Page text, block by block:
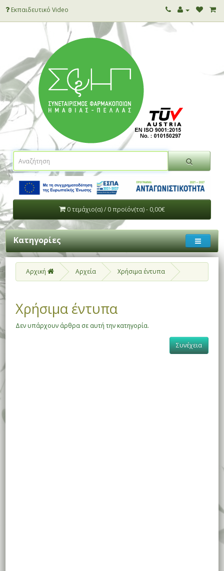
Εκπαιδευτικό Video
0 τεμάχιο(α) / 0 προϊόν(τα) - 0,00€
Κατηγορίες
Αρχική Αρχεία Χρήσιμα έντυπα
Χρήσιμα έντυπα
Δεν υπάρχουν άρθρα σε αυτή την κατηγορία.
Συνέχεια